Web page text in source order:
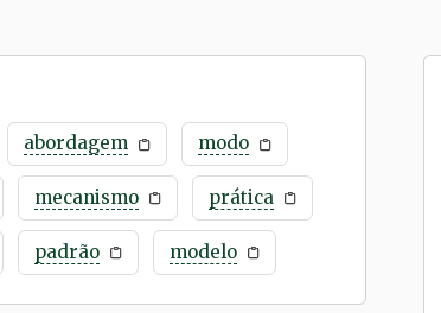
abordagem modo
mecanismo prática
padrão modelo